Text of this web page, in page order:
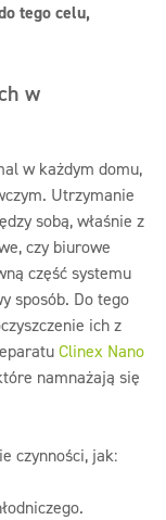
tego celu,
w
w każdym domu,
Utrzymanie
sobą, właśnie z
czy biurowe
część systemu
sposób. Do tego
ich z
Clinex Nano
namnażają się
czynności, jak: